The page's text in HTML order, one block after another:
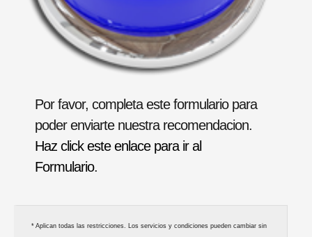
Por favor, completa este formulario para
poder enviarte nuestra recomendacion.
Haz click este enlace para ir al
Formulario.
* Aplican todas las restricciones. Los servicios y condiciones pueden cambiar sin